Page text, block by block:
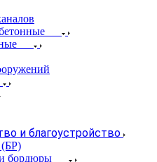
и благоустройство
бордюры